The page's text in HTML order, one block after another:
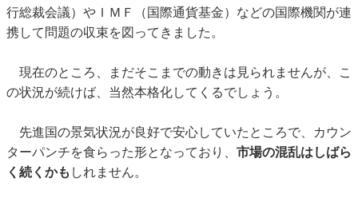
行総裁会議）やＩＭＦ（国際通貨基金）などの国際機関が連
携して問題の収束を図ってきました。
現在のところ、まだそこまでの動きは見られませんが、こ
の状況が続けば、当然本格化してくるでしょう。
先進国の景気状況が良好で安心していたところで、カウン
ターパンチを食らった形となっており、 市場の混乱はしばら
く続くかも しれません。